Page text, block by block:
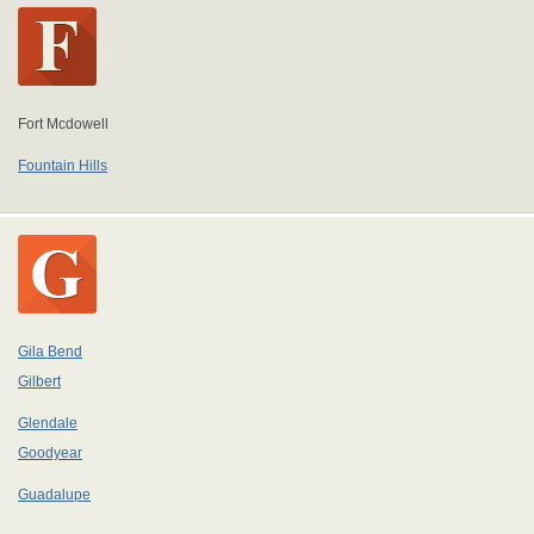
Fort Mcdowell
Fountain Hills
Gila Bend
Gilbert
Glendale
Goodyear
Guadalupe